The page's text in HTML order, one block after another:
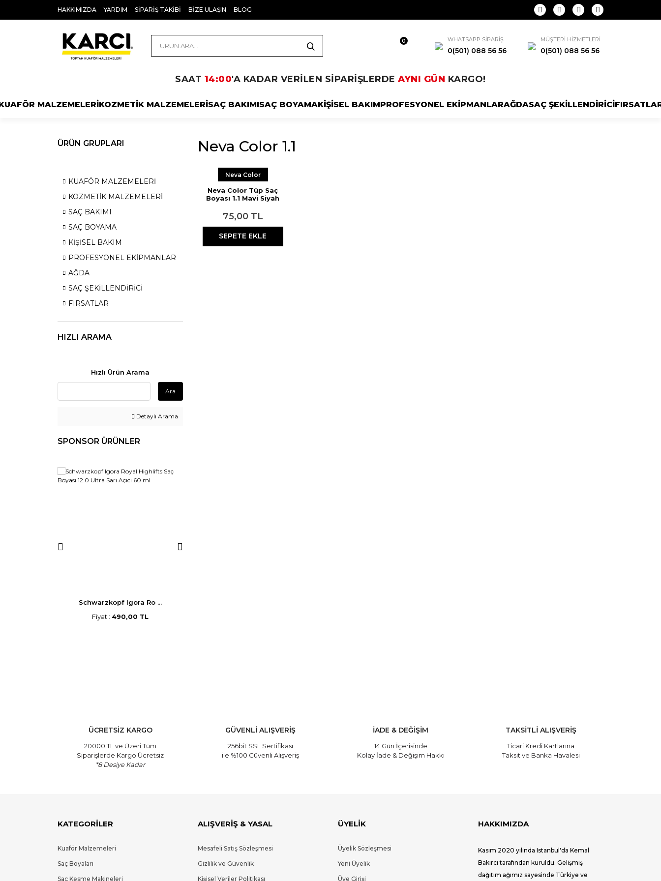
HAKKIMIZDA YARDIM SİPARİŞ TAKİBİ BİZE ULAŞIN BLOG
0 WHATSAPP SİPARİŞ
0(501) 088 56 56
MÜŞTERİ HİZMETLERİ
0(501) 088 56 56
SAAT 14:00'A KADAR VERİLEN SİPARİŞLERDEAYNI GÜN KARGO!
MALZEMELERİKOZMETİK MALZEMELERİSAÇ BAKIMISAÇ BOYAMAKİŞİSEL BAKIMPROFESYONEL EKİPMANLARAĞDASAÇ ŞEKİLLENDİRİCİ
ÜRÜN GRUPLARI
KUAFÖR MALZEMELERİ
KOZMETİK MALZEMELERİ
SAÇ BAKIMI
SAÇ BOYAMA
KİŞİSEL BAKIM
PROFESYONEL EKİPMANLAR
AĞDA
SAÇ ŞEKİLLENDİRİCİ
FIRSATLAR
HIZLI ARAMA
Hızlı Ürün Arama
Ara
Detaylı Arama
SPONSOR ÜRÜNLER
Schwarzkopf Igora Ro ...
Fiyat : 490,00 TL
Neva Color 1.1
Neva Color
Neva Color Tüp Saç
Boyası 1.1 Mavi Siyah
75,00 TL
SEPETE EKLE
ÜCRETSİZ KARGO
20000 TL ve Üzeri Tüm
Siparişlerde Kargo Ücretsiz
*8 Desiye Kadar
GÜVENLİ ALIŞVERİŞ
256bit SSL Sertifikası
ile %100 Güvenli Alışveriş
İADE & DEĞİŞİM
14 Gün İçerisinde
Kolay İade & Değişim Hakkı
TAKSİTLİ ALIŞVERİŞ
Ticari Kredi Kartlarına
Taksit ve Banka Havalesi
KATEGORİLER
Kuaför Malzemeleri
Saç Boyaları
Saç Kesme Makineleri
ALIŞVERİŞ & YASAL
Mesafeli Satış Sözleşmesi
Gizlilik ve Güvenlik
Kişisel Veriler Politikası
ÜYELİK
Üyelik Sözleşmesi
Yeni Üyelik
Üye Girişi
HAKKIMIZDA
Kasım 2020 yılında Istanbul'da Kemal
Bakırcı tarafından kuruldu. Gelişmiş
dağıtım ağımız sayesinde Türkiye ve